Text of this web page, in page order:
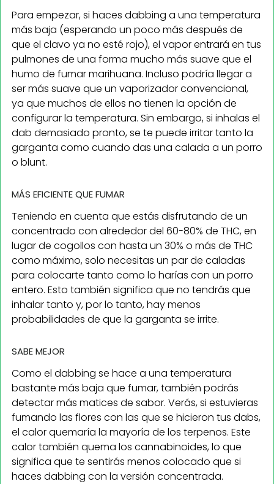
Para empezar, si haces dabbing a una temperatura
más baja (esperando un poco más después de
que el clavo ya no esté rojo), el vapor entrará en tus
pulmones de una forma mucho más suave que el
humo de fumar marihuana. Incluso podría llegar a
ser más suave que un vaporizador convencional,
ya que muchos de ellos no tienen la opción de
configurar la temperatura. Sin embargo, si inhalas el
dab demasiado pronto, se te puede irritar tanto la
garganta como cuando das una calada a un porro
o blunt.
MÁS EFICIENTE QUE FUMAR
Teniendo en cuenta que estás disfrutando de un
concentrado con alrededor del 60-80% de THC, en
lugar de cogollos con hasta un 30% o más de THC
como máximo, solo necesitas un par de caladas
para colocarte tanto como lo harías con un porro
entero. Esto también significa que no tendrás que
inhalar tanto y, por lo tanto, hay menos
probabilidades de que la garganta se irrite.
SABE MEJOR
Como el dabbing se hace a una temperatura
bastante más baja que fumar, también podrás
detectar más matices de sabor. Verás, si estuvieras
fumando las flores con las que se hicieron tus dabs,
el calor quemaría la mayoría de los terpenos. Este
calor también quema los cannabinoides, lo que
significa que te sentirás menos colocado que si
haces dabbing con la versión concentrada.